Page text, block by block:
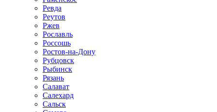
Ревда
Реутов
Ржев
Рославль
Россошь
Ростов-на-Дону
Рубцовск
Рыбинск
Рязань
Салават
Салехард
Сальск